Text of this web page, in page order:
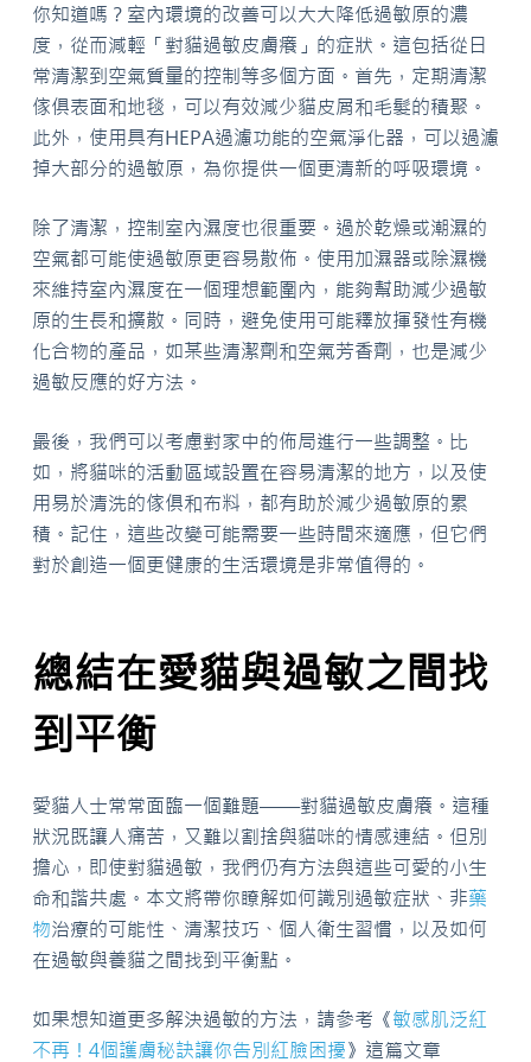
你知道嗎？室內環境的改善可以大大降低過敏原的濃
度，從而減輕「對貓過敏皮膚癢」的症狀。這包括從日
常清潔到空氣質量的控制等多個方面。首先，定期清潔
傢俱表面和地毯，可以有效減少貓皮屑和毛髮的積聚。
此外，使用具有HEPA過濾功能的空氣淨化器，可以過濾
掉大部分的過敏原，為你提供一個更清新的呼吸環境。
除了清潔，控制室內濕度也很重要。過於乾燥或潮濕的
空氣都可能使過敏原更容易散佈。使用加濕器或除濕機
來維持室內濕度在一個理想範圍內，能夠幫助減少過敏
原的生長和擴散。同時，避免使用可能釋放揮發性有機
化合物的產品，如某些清潔劑和空氣芳香劑，也是減少
過敏反應的好方法。
最後，我們可以考慮對家中的佈局進行一些調整。比
如，將貓咪的活動區域設置在容易清潔的地方，以及使
用易於清洗的傢俱和布料，都有助於減少過敏原的累
積。記住，這些改變可能需要一些時間來適應，但它們
對於創造一個更健康的生活環境是非常值得的。
總結在愛貓與過敏之間找
到平衡
愛貓人士常常面臨一個難題——對貓過敏皮膚癢。這種
狀況既讓人痛苦，又難以割捨與貓咪的情感連結。但別
擔心，即使對貓過敏，我們仍有方法與這些可愛的小生
命和諧共處。本文將帶你瞭解如何識別過敏症狀、非藥
物治療的可能性、清潔技巧、個人衛生習慣，以及如何
在過敏與養貓之間找到平衡點。
如果想知道更多解決過敏的方法，請參考《敏感肌泛紅
不再！4個護膚秘訣讓你告別紅臉困擾》這篇文章